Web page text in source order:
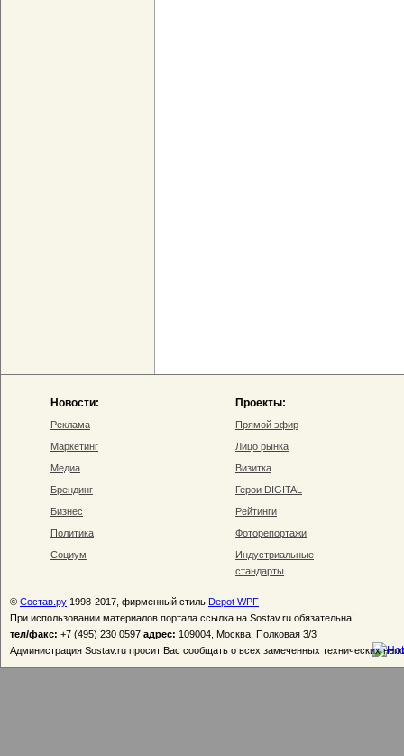
Новости:
Реклама
Маркетинг
Медиа
Брендинг
Бизнес
Политика
Социум
Проекты:
Прямой эфир
Лицо рынка
Визитка
Герои DIGITAL
Рейтинги
Фоторепортажи
Индустриальные
стандарты
© Состав.ру 1998-2017, фирменный стиль Depot WPF
При использовании материалов портала ссылка на Sostav.ru обязательна!
тел/факс: +7 (495) 230 0597 адрес: 109004, Москва, Полковая 3/3
Администрация Sostav.ru просит Вас сообщать о всех замеченных технических